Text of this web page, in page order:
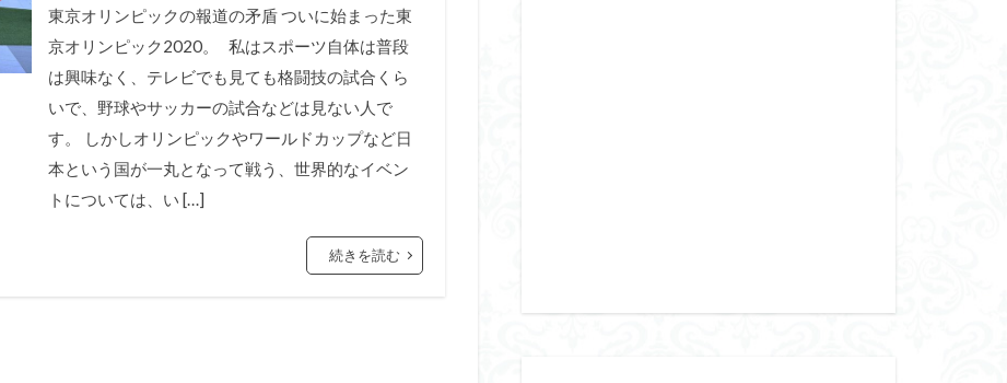
東京オリンピックの報道の矛盾 ついに始まった東
京オリンピック2020。 私はスポーツ自体は普段
は興味なく、テレビでも見ても格闘技の試合くら
いで、野球やサッカーの試合などは見ない人で
す。 しかしオリンピックやワールドカップなど日
本という国が一丸となって戦う、世界的なイベン
トについては、い […]
続きを読む